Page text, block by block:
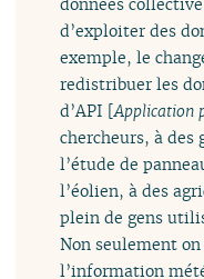
d’exploiter des
exemple, le
redistribuer les
d’API [Application
chercheurs, à
l’étude de
l’éolien, à des
plein de gens
Non seulement
l’information